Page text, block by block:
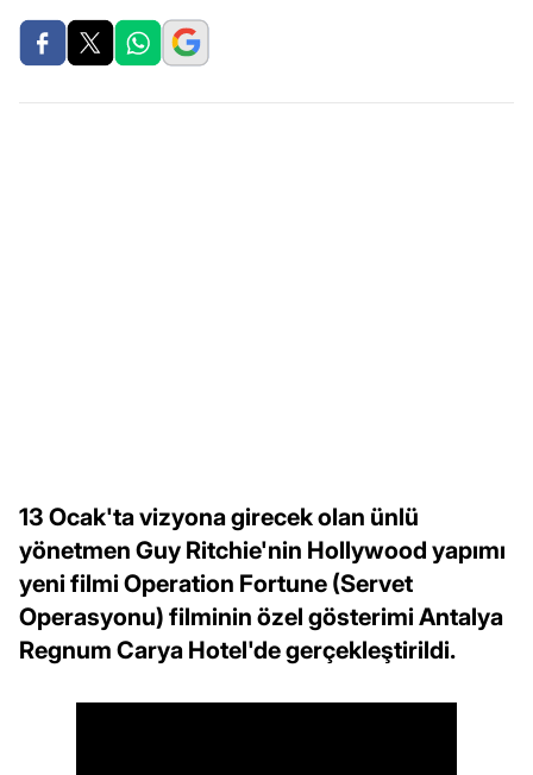
13 Ocak'ta vizyona girecek olan ünlü
yönetmen Guy Ritchie'nin Hollywood yapımı
yeni filmi Operation Fortune (Servet
Operasyonu) filminin özel gösterimi Antalya
Regnum Carya Hotel'de gerçekleştirildi.